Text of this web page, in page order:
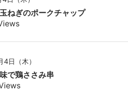
ねぎのポークチャップ
日（木）
で鶏ささみ串